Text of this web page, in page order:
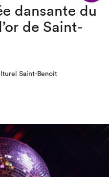
dansante du
de Saint-
Saint-Benoît